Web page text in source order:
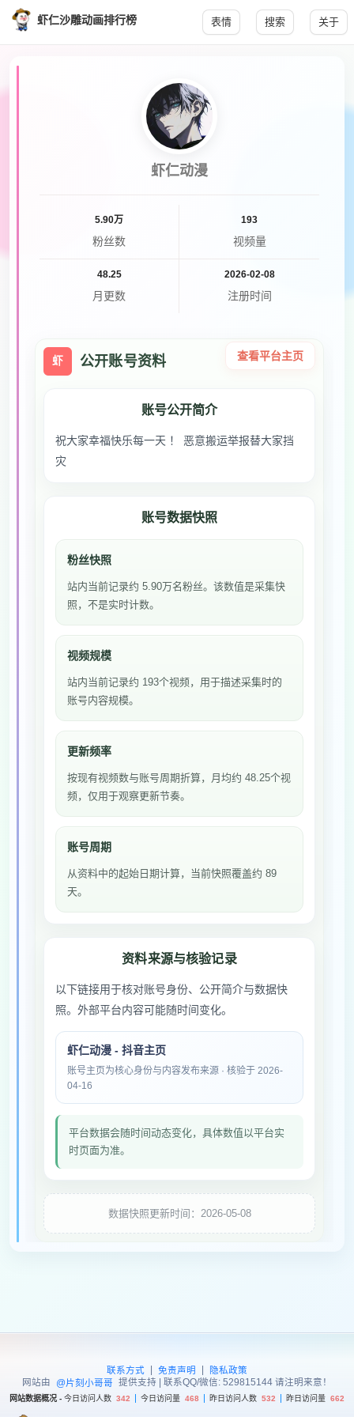
虾仁沙雕动画排行榜 表情 搜索 关于
虾仁动漫
5.90万
粉丝数
193
视频量
48.25
月更数
2026-02-08
注册时间
虾 公开账号资料 查看平台主页
账号公开简介
祝大家幸福快乐每一天 ！ 恶意搬运举报替大家挡
灾
账号数据快照
粉丝快照
站内当前记录约 5.90万名粉丝。该数值是采集快
照，不是实时计数。
视频规模
站内当前记录约 193个视频，用于描述采集时的
账号内容规模。
更新频率
按现有视频数与账号周期折算，月均约 48.25个视
频，仅用于观察更新节奏。
账号周期
从资料中的起始日期计算，当前快照覆盖约 89
天。
资料来源与核验记录
以下链接用于核对账号身份、公开简介与数据快
照。外部平台内容可能随时间变化。
虾仁动漫 - 抖音主页
账号主页为核心身份与内容发布来源 · 核验于 2026-
04-16
平台数据会随时间动态变化，具体数值以平台实
时页面为准。
数据快照更新时间：2026-05-08
联系方式 | 免责声明 |
隐私政策
网站由
@片刻小哥哥 提供支持 | 联系QQ/微信: 529815144 请注明来意！
网站数据概况 - 今日访问人数 342 今日访问量 468 昨日访问人数 532 昨日访问量 662